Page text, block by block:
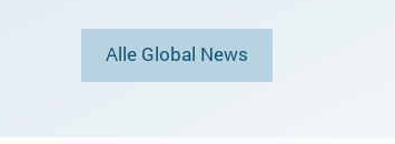
Alle Global News